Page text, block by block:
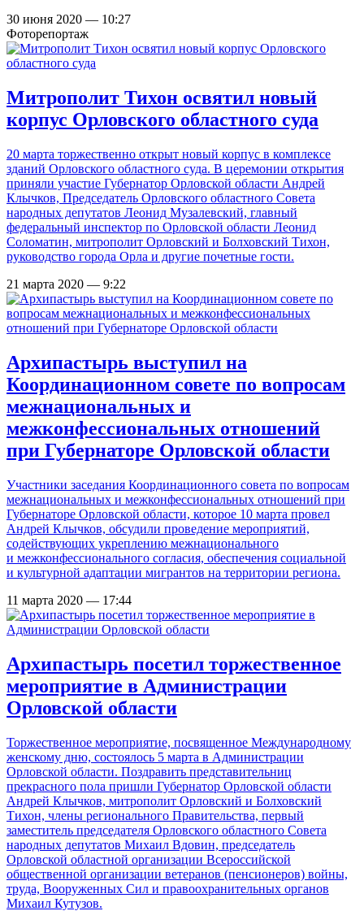
30 июня 2020 — 10:27
Фоторепортаж
Митрополит Тихон освятил новый
корпус Орловского областного суда
20 марта торжественно открыт новый корпус в комплексе
зданий Орловского областного суда. В церемонии открытия
приняли участие Губернатор Орловской области Андрей
Клычков, Председатель Орловского областного Совета
народных депутатов Леонид Музалевский, главный
федеральный инспектор по Орловской области Леонид
Соломатин, митрополит Орловский и Болховский Тихон,
руководство города Орла и другие почетные гости.
21 марта 2020 — 9:22
Архипастырь выступил на
Координационном совете по вопросам
межнациональных и
межконфессиональных отношений
при Губернаторе Орловской области
Участники заседания Координационного совета по вопросам
межнациональных и межконфессиональных отношений при
Губернаторе Орловской области, которое 10 марта провел
Андрей Клычков, обсудили проведение мероприятий,
содействующих укреплению межнационального
и межконфессионального согласия, обеспечения социальной
и культурной адаптации мигрантов на территории региона.
11 марта 2020 — 17:44
Архипастырь посетил торжественное
мероприятие в Администрации
Орловской области
Торжественное мероприятие, посвященное Международному
женскому дню, состоялось 5 марта в Администрации
Орловской области. Поздравить представительниц
прекрасного пола пришли Губернатор Орловской области
Андрей Клычков, митрополит Орловский и Болховский
Тихон, члены регионального Правительства, первый
заместитель председателя Орловского областного Совета
народных депутатов Михаил Вдовин, председатель
Орловской областной организации Всероссийской
общественной организации ветеранов (пенсионеров) войны,
труда, Вооруженных Сил и правоохранительных органов
Михаил Кутузов.